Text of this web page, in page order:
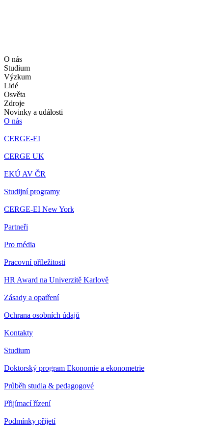
O nás
Studium
Výzkum
Lidé
Osvěta
Zdroje
Novinky a události
O nás
CERGE-EI
CERGE UK
EKÚ AV ČR
Studijní programy
CERGE-EI New York
Partneři
Pro média
Pracovní příležitosti
HR Award na Univerzitě Karlově
Zásady a opatření
Ochrana osobních údajů
Kontakty
Studium
Doktorský program Ekonomie a ekonometrie
Průběh studia & pedagogové
Přijímací řízení
Podmínky přijetí